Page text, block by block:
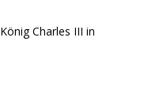
Charles III in